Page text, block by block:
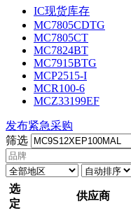
IC现货库存
MC7805CDTG
MC7805CT
MC7824BT
MC7915BTG
MCP2515-I
MCR100-6
MCZ33199EF
发布紧急采购
筛选
选
定
供应商